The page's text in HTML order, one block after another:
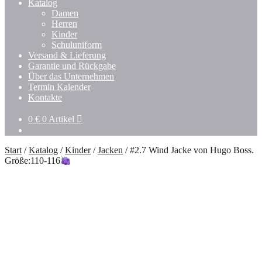
Katalog
Damen
Herren
Kinder
Schuluniform
Versand & Lieferung
Garantie und Rückgabe
Über das Unternehmen
Termin Kalender
Kontakte
0 € 0 Artikel
Start /Katalog /Kinder/Jacken /#2.7 Wind Jacke von Hugo Boss.
Größe:110-116